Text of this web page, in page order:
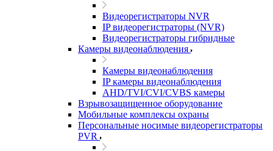
Видеорегистраторы NVR
IP видеорегистраторы (NVR)
Видеорегистраторы гибридные
Камеры видеонаблюдения
Камеры видеонаблюдения
IP камеры видеонаблюдения
AHD/TVI/CVI/CVBS камеры
Взрывозащищенное оборудование
Мобильные комплексы охраны
Персональные носимые видеорегистраторы
PVR